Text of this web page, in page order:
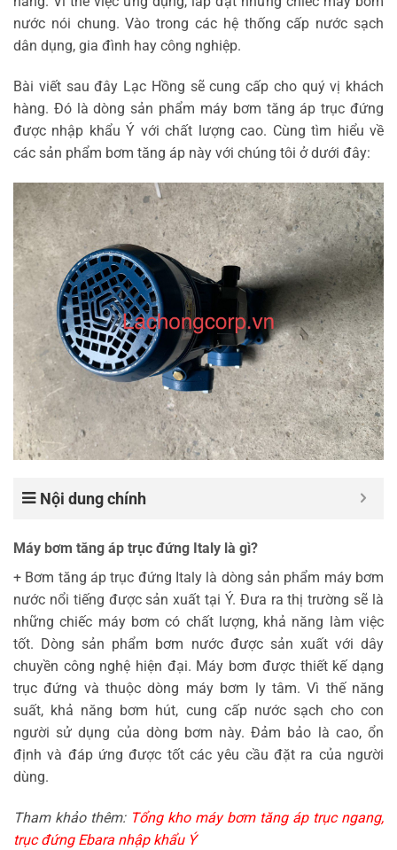
nước nói chung. Vào trong các hệ thống cấp nước sạch
dân dụng, gia đình hay công nghiệp.
Bài viết sau đây Lạc Hồng sẽ cung cấp cho quý vị khách
hàng. Đó là dòng sản phẩm máy bơm tăng áp trục đứng
được nhập khẩu Ý với chất lượng cao. Cùng tìm hiểu về
các sản phẩm bơm tăng áp này với chúng tôi ở dưới đây:
Nội dung chính
Máy bơm tăng áp trục đứng Italy là gì?
+ Bơm tăng áp trục đứng Italy là dòng sản phẩm máy bơm
nước nổi tiếng được sản xuất tại Ý. Đưa ra thị trường sẽ là
những chiếc máy bơm có chất lượng, khả năng làm việc
tốt. Dòng sản phẩm bơm nước được sản xuất với dây
chuyền công nghệ hiện đại. Máy bơm được thiết kế dạng
trục đứng và thuộc dòng máy bơm ly tâm. Vì thế năng
suất, khả năng bơm hút, cung cấp nước sạch cho con
người sử dụng của dòng bơm này. Đảm bảo là cao, ổn
định và đáp ứng được tốt các yêu cầu đặt ra của người
dùng.
Tham khảo thêm: Tổng kho máy bơm tăng áp trục ngang,
trục đứng Ebara nhập khẩu Ý